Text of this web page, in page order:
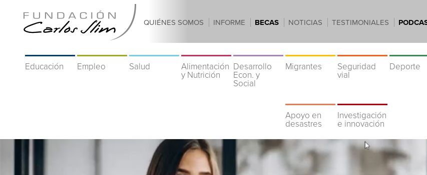
QUIÉNES SOMOS INFORME BECAS NOTICIAS TESTIMONIALES
Educación Empleo Salud
Alimentación
y Nutrición
Desarrollo
Econ. y
Social
Migrantes
Seguridad
vial
Deporte
Apoyo en
desastres
Investigación
e innovación